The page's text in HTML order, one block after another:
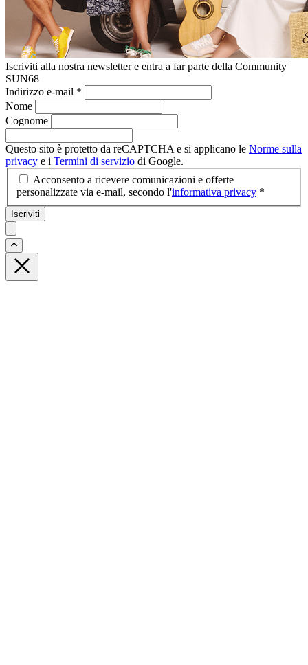
Iscriviti alla nostra newsletter e entra a far parte della Community
SUN68
Indirizzo e-mail *
Nome
Cognome
Questo sito è protetto da reCAPTCHA e si applicano le Norme sulla
privacy e i Termini di servizio di Google.
Acconsento a ricevere comunicazioni e offerte
personalizzate via e-mail, secondo l'informativa privacy *
Iscriviti